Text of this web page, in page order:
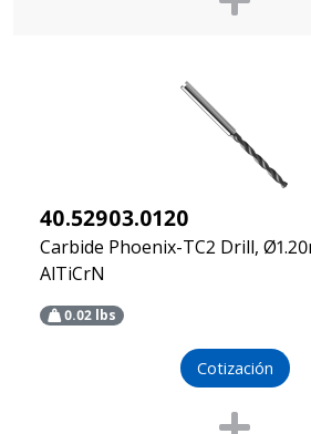
40.52903.0120
Carbide Phoenix-TC2 Drill,
AlTiCrN
0.02 lbs
Cotización